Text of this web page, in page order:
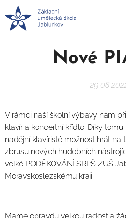
Nové
V rámci naší školní výbavy nám
klavír a koncertní křídlo. Díky
nadějní klavíristé možnost hrát na
zbrusu nových hudebních
velké PODĚKOVÁNÍ SRPŠ ZUŠ
Moravskoslezskému kraji.
Máme opravdu velkou radost a